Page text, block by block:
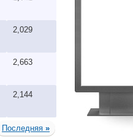
2,029
2,663
2,144
Последняя »